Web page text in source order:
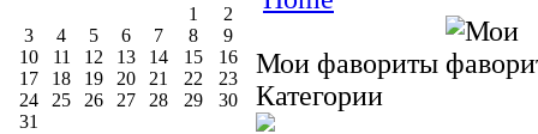
Мои фавориты
Категории
1
2
3
4 5 6 7 8
9
10
11 12 13 14 15
16
17
18 19 20 21 22
23
24
25 26 27 28 29
30
31